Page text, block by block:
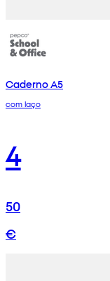
Caderno A5
com laço
4
50
€